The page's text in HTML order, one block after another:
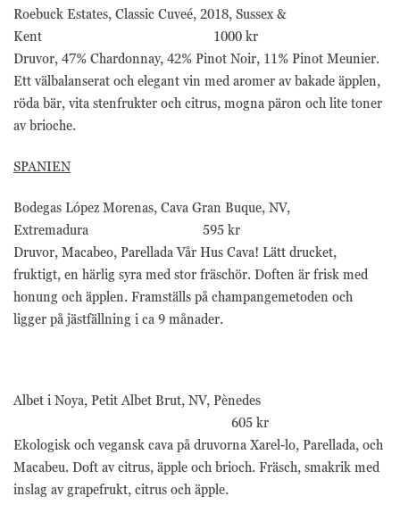
Roebuck Estates, Classic Cuveé, 2018, Sussex &
Kent 1000 kr
Druvor, 47% Chardonnay, 42% Pinot Noir, 11% Pinot Meunier.
Ett välbalanserat och elegant vin med aromer av bakade äpplen,
röda bär, vita stenfrukter och citrus, mogna päron och lite toner
av brioche.
SPANIEN
Bodegas López Morenas, Cava Gran Buque, NV,
Extremadura 595 kr
Druvor, Macabeo, Parellada Vår Hus Cava! Lätt drucket,
fruktigt, en härlig syra med stor fräschör. Doften är frisk med
honung och äpplen. Framställs på champangemetoden och
ligger på jästfällning i ca 9 månader.
Albet i Noya, Petit Albet Brut, NV, Pènedes
605 kr
Ekologisk och vegansk cava på druvorna Xarel-lo, Parellada, och
Macabeu. Doft av citrus, äpple och brioch. Fräsch, smakrik med
inslag av grapefrukt, citrus och äpple.